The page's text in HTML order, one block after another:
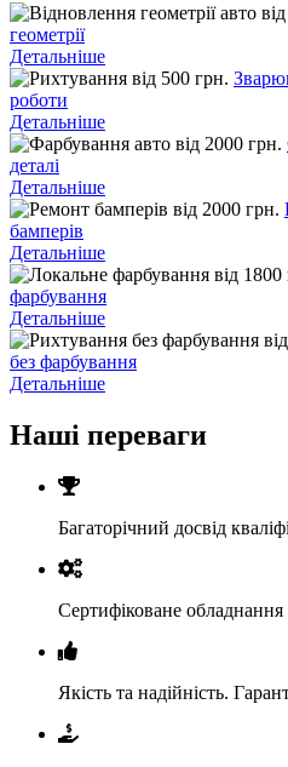
геометрії
Детальніше
від 500 грн.
роботи
Детальніше
від 2000 грн.
деталі
Детальніше
від 2000 грн.
бамперів
Детальніше
від 1800
фарбування
Детальніше
без фарбування
Детальніше
Наші переваги
Багаторічний досвід
Сертифіковане
Якість та надійність.